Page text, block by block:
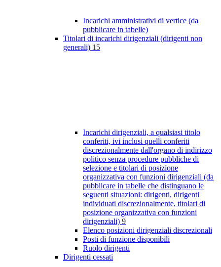
Incarichi amministrativi di vertice (da
pubblicare in tabelle)
Titolari di incarichi dirigenziali (dirigenti non
generali) 15
Incarichi dirigenziali, a qualsiasi titolo
conferiti, ivi inclusi quelli conferiti
discrezionalmente dall'organo di indirizzo
politico senza procedure pubbliche di
selezione e titolari di posizione
organizzativa con funzioni dirigenziali (da
pubblicare in tabelle che distinguano le
seguenti situazioni: dirigenti, dirigenti
individuati discrezionalmente, titolari di
posizione organizzativa con funzioni
dirigenziali) 9
Elenco posizioni dirigenziali discrezionali
Posti di funzione disponibili
Ruolo dirigenti
Dirigenti cessati